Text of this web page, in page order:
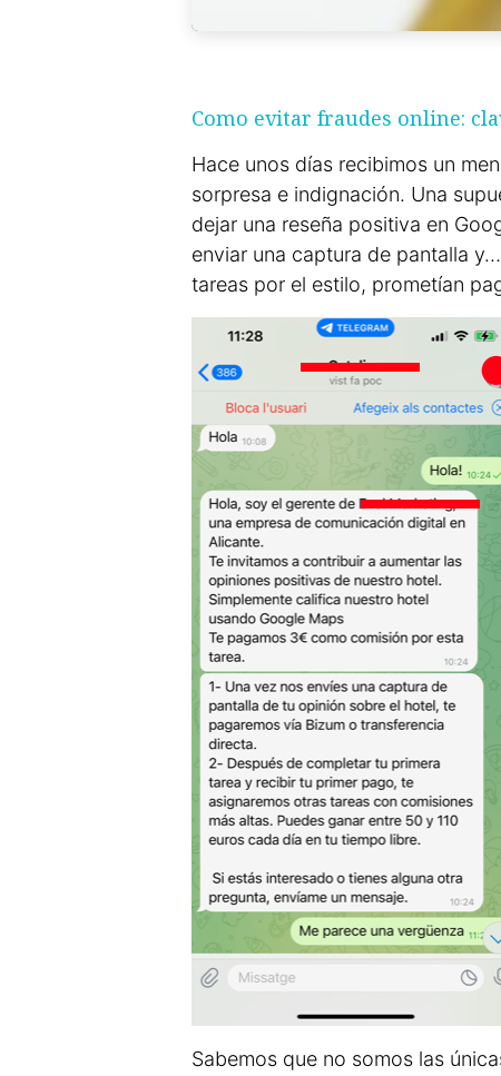
Como evitar fraudes online:
Hace unos días recibimos un
sorpresa e indignación. Una
dejar una reseña positiva en
enviar una captura de pantalla
tareas por el estilo, prometían
Sabemos que no somos las